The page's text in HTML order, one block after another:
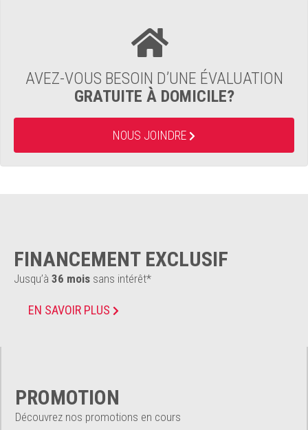
AVEZ-VOUS BESOIN D’UNE ÉVALUATION
GRATUITE À DOMICILE?
NOUS JOINDRE
FINANCEMENT EXCLUSIF
Jusqu’à 36 mois sans intérêt*
EN SAVOIR PLUS
PROMOTION
Découvrez nos promotions en cours